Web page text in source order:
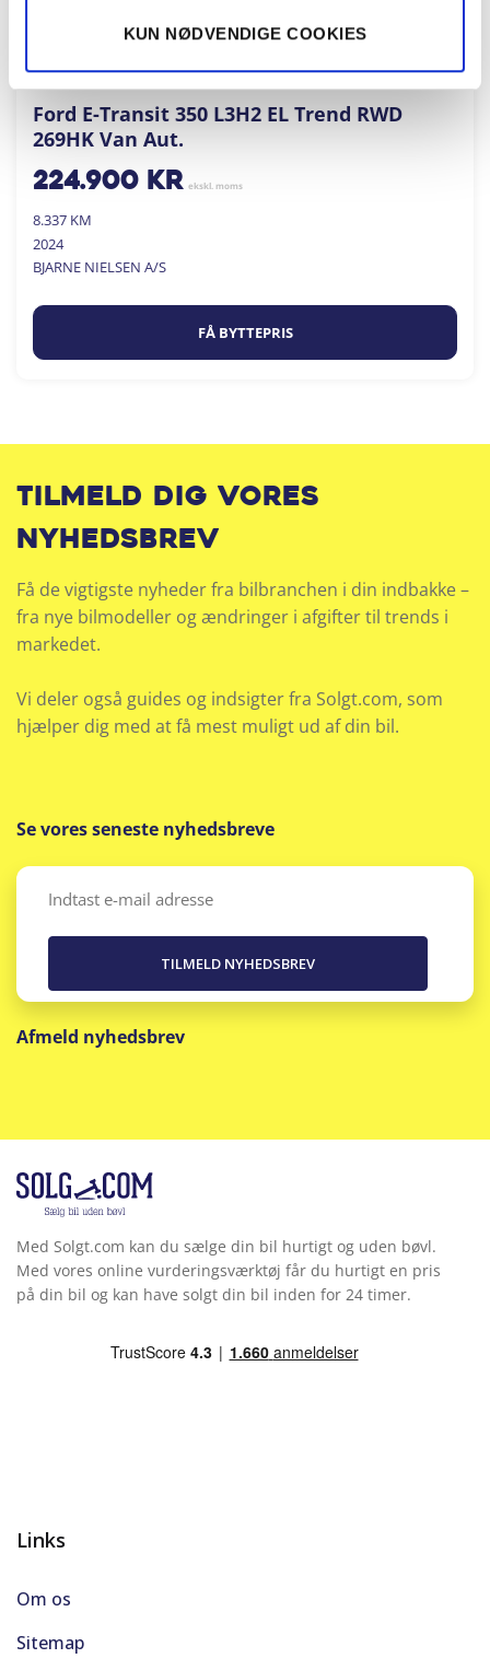
KUN NØDVENDIGE COOKIES
Ford E-Transit 350 L3H2 EL Trend RWD
269HK Van Aut.
224.900kr ekskl. moms
8.337 KM
2024
BJARNE NIELSEN A/S
FÅ BYTTEPRIS
Tilmeld dig vores
nyhedsbrev
Få de vigtigste nyheder fra bilbranchen i din indbakke –
fra nye bilmodeller og ændringer i afgifter til trends i
markedet.
Vi deler også guides og indsigter fra Solgt.com, som
hjælper dig med at få mest muligt ud af din bil.
Se vores seneste nyhedsbreve
Email
Afmeld nyhedsbrev
Med Solgt.com kan du sælge din bil hurtigt og uden bøvl.
Med vores online vurderingsværktøj får du hurtigt en pris
på din bil og kan have solgt din bil inden for 24 timer.
Links
Om os
Sitemap